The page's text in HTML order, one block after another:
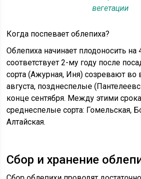
вегетации
Когда поспевает облепиха?
Облепиха начинает плодоносить на
соответствует 2-му году после
сорта (Ажурная, Иня) созревают во
августа, позднеспелые
конце сентября. Между этими
среднеспелые сорта: Гомельская,
Алтайская.
Сбор и хранение